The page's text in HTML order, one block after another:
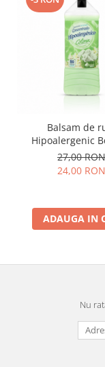
Balsam de
Hipoalergenic
Verde Colonia
27,00 RON
24,00 RON
ADAUGA IN
Nu